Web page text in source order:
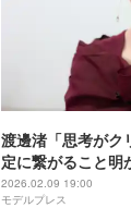
渡邊渚「思考がク
定に繋がること明
2026.02.09 19:00
モデルプレス